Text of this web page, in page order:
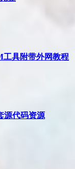
工具附带外网教程
源代码资源